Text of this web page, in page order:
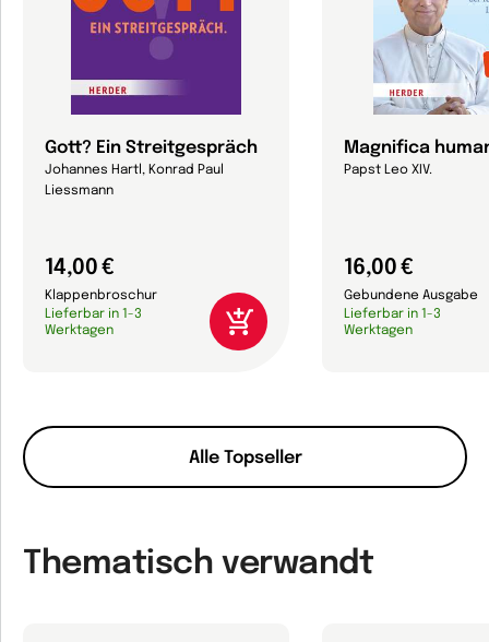
Alle Topseller
Gott? Ein Streitgespräch
Johannes Hartl, Konrad Paul
Liessmann
14,00 €
Klappenbroschur
Lieferbar in 1-3
Werktagen
Magnifica
Papst Leo XIV.
16,00 €
Gebundene Ausgabe
Lieferbar in 1-3
Werktagen
Thematisch verwandt